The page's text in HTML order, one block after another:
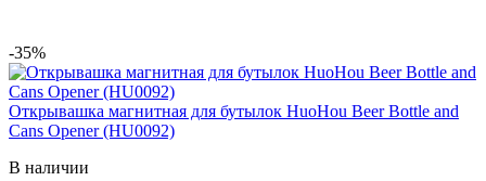
-35%
Открывашка магнитная для бутылок HuoHou Beer Bottle and
Cans Opener (HU0092)
В наличии